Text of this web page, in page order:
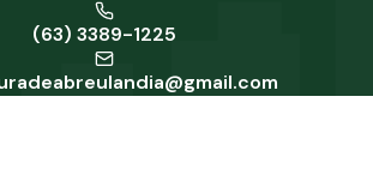
(63) 3389-1225